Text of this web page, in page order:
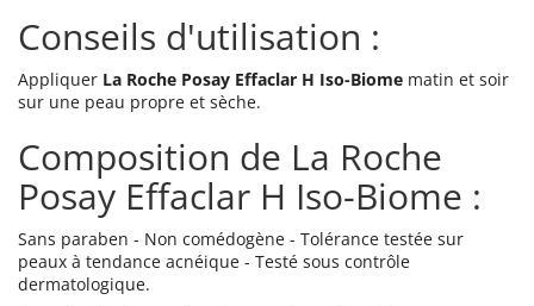
Conseils d'utilisation :
Appliquer La Roche Posay Effaclar H Iso-Biome matin et soir
sur une peau propre et sèche.
Composition de La Roche
Posay Effaclar H Iso-Biome :
Sans paraben - Non comédogène - Tolérance testée sur
peaux à tendance acnéique - Testé sous contrôle
dermatologique.